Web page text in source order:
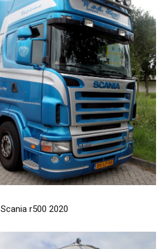
Scania r500 2020